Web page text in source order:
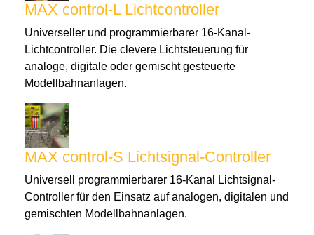
MAX control-L Lichtcontroller
Universeller und programmierbarer 16-Kanal-
Lichtcontroller. Die clevere Lichtsteuerung für
analoge, digitale oder gemischt gesteuerte
Modellbahnanlagen.
MAX control-S Lichtsignal-Controller
Universell programmierbarer 16-Kanal Lichtsignal-
Controller für den Einsatz auf analogen, digitalen und
gemischten Modellbahnanlagen.